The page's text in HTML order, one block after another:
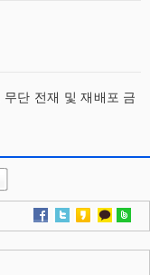
무단 전재 및 재배포 금